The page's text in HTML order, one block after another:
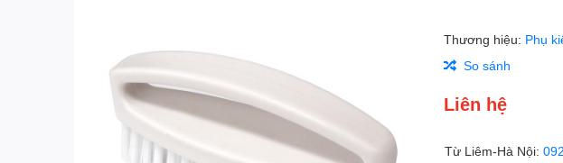
Thương hiệu: Phụ
So sánh
Liên hệ
Từ Liêm-Hà Nội: